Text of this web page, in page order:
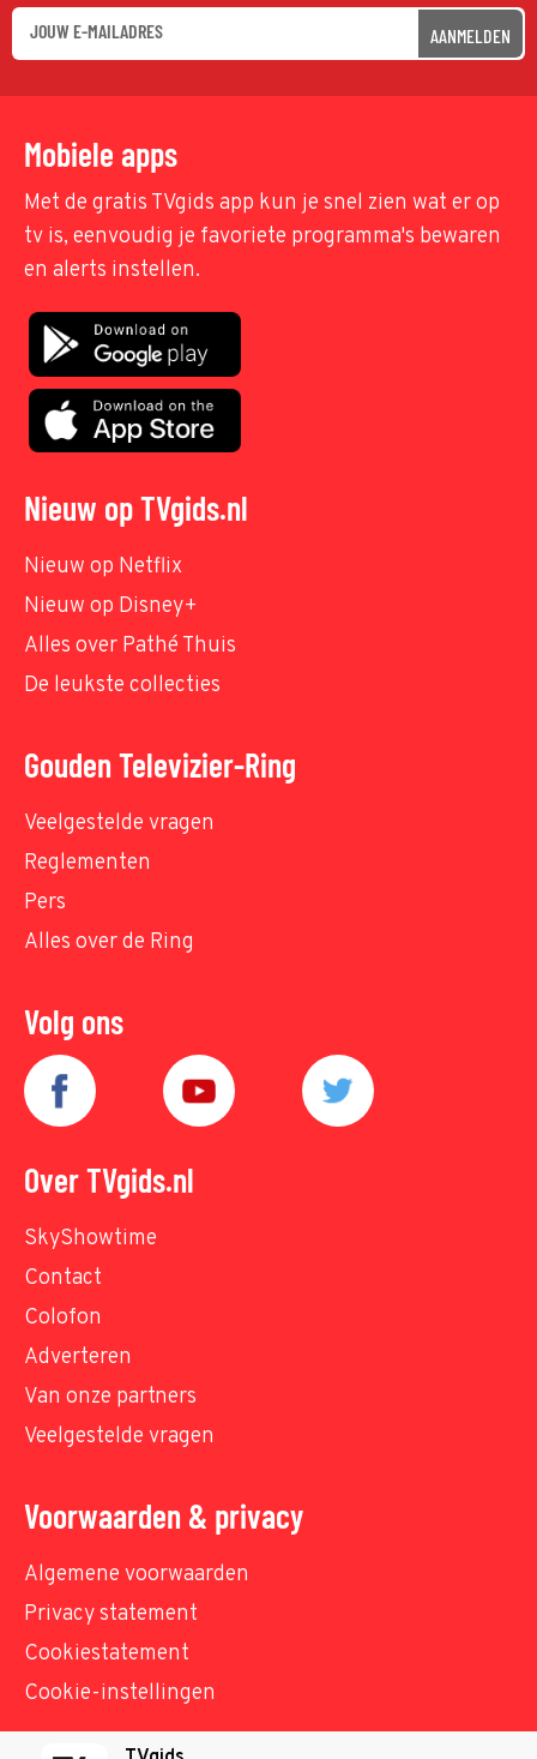
AANMELDEN
Mobiele apps
Met de gratis TVgids app kun je snel zien wat er op
tv is, eenvoudig je favoriete programma's bewaren
en alerts instellen.
Nieuw op TVgids.nl
Nieuw op Netflix
Nieuw op Disney+
Alles over Pathé Thuis
De leukste collecties
Gouden Televizier-Ring
Veelgestelde vragen
Reglementen
Pers
Alles over de Ring
Volg ons
Over TVgids.nl
SkyShowtime
Contact
Colofon
Adverteren
Van onze partners
Veelgestelde vragen
Voorwaarden & privacy
Algemene voorwaarden
Privacy statement
Cookiestatement
Cookie-instellingen